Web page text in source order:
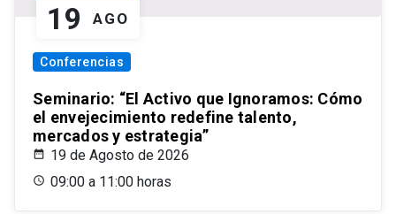
19 AGO
Conferencias
Seminario: “El Activo que Ignoramos: Cómo
el envejecimiento redefine talento,
mercados y estrategia”
19 de Agosto de 2026
09:00 a 11:00 horas